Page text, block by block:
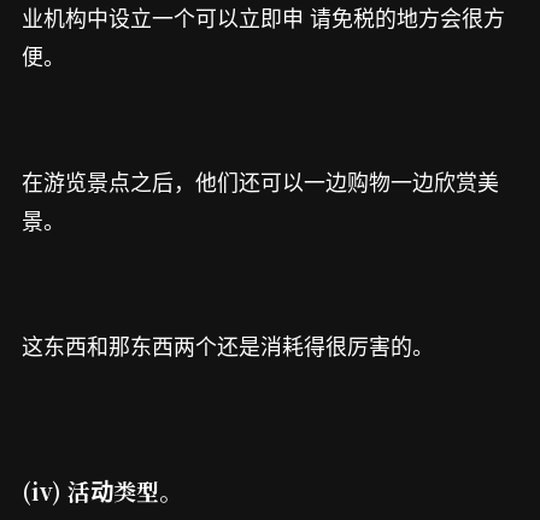
业机构中设立一个可以立即申 请免税的地方会很方
便。
在游览景点之后，他们还可以一边购物一边欣赏美
景。
这东西和那东西两个还是消耗得很厉害的。
(iv) 活动类型。